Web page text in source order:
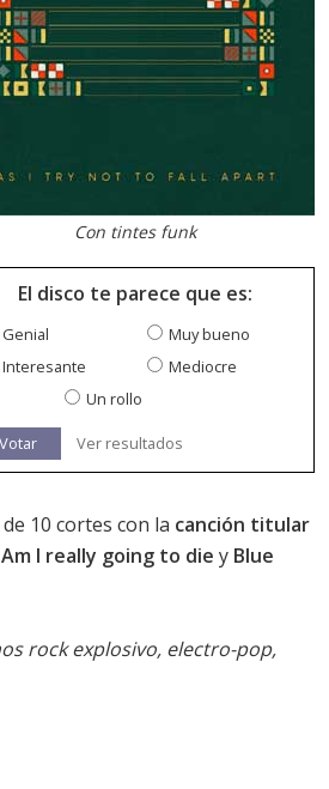
Con tintes funk
El disco te parece que es:
Genial
Muy bueno
Interesante
Mediocre
Un rollo
Votar Ver resultados
10 cortes con la canción titular
Am I really going to die y Blue
rock explosivo, electro-pop,